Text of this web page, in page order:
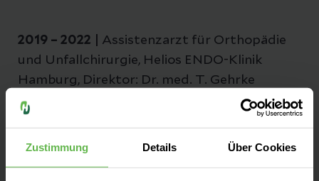
Zustimmung Details Über Cookies
2019 – 2022 | Assistenzarzt für Orthopädie
und Unfallchirurgie, Helios ENDO-Klinik
Hamburg, Direktor: Dr. med. T. Gehrke
2019 – 2020 |
Assistenzarzt für Orthopädie